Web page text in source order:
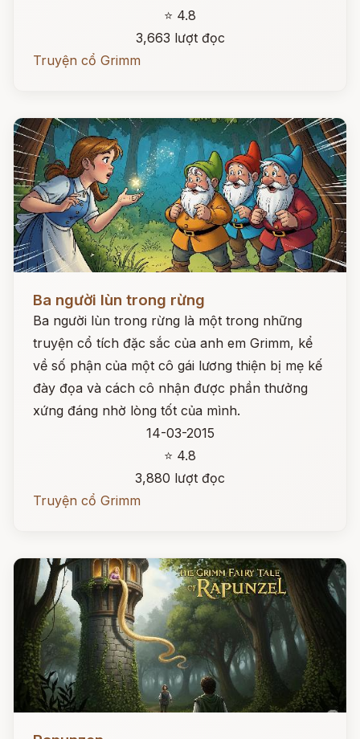
⭐ 4.8
3,663 lượt đọc
Truyện cổ Grimm
Ba người lùn trong rừng
Ba người lùn trong rừng là một trong những
truyện cổ tích đặc sắc của anh em Grimm, kể
về số phận của một cô gái lương thiện bị mẹ kế
đày đọa và cách cô nhận được phần thưởng
xứng đáng nhờ lòng tốt của mình.
14-03-2015
⭐ 4.8
3,880 lượt đọc
Truyện cổ Grimm